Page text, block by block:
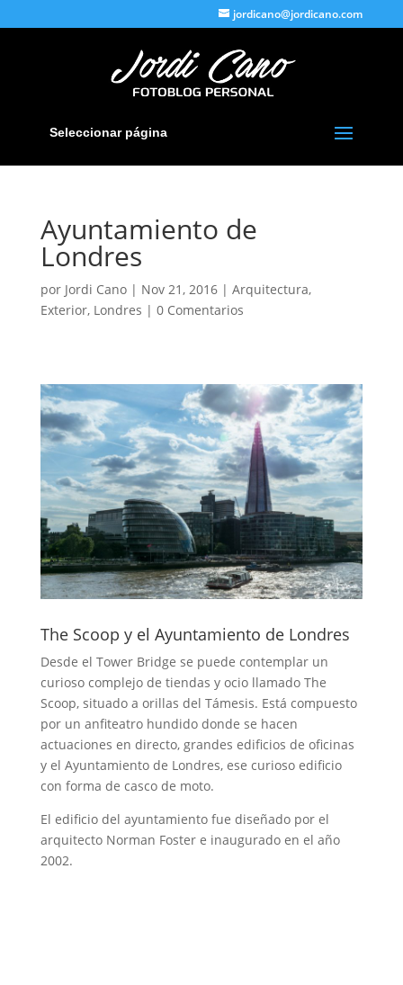
jordicano@jordicano.com
Seleccionar página
Ayuntamiento de
Londres
por Jordi Cano| Nov 21, 2016| Arquitectura,
Exterior, Londres | 0 Comentarios
The Scoop y el Ayuntamiento de Londres
Desde el Tower Bridge se puede contemplar un
curioso complejo de tiendas y ocio llamado The
Scoop, situado a orillas del Támesis. Está compuesto
por un anfiteatro hundido donde se hacen
actuaciones en directo, grandes edificios de oficinas
y el Ayuntamiento de Londres, ese curioso edificio
con forma de casco de moto.
El edificio del ayuntamiento fue diseñado por el
arquitecto Norman Foster e inaugurado en el año
2002.